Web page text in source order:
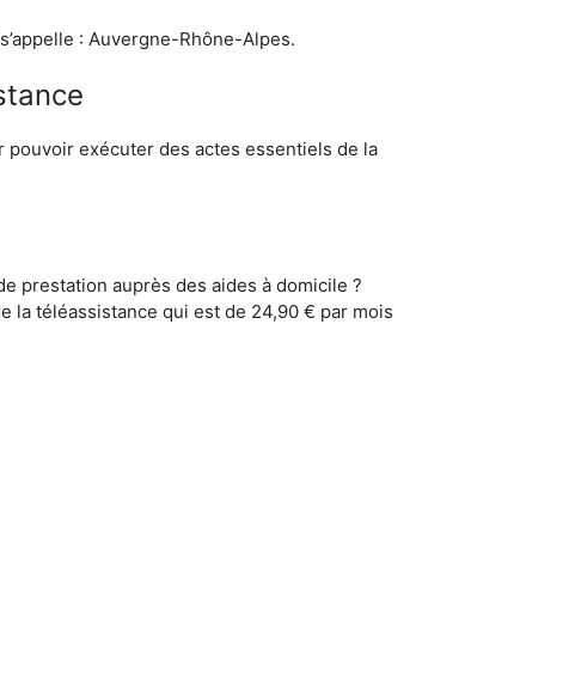
: Auvergne-Rhône-Alpes.
pouvoir exécuter des actes essentiels de la
prestation auprès des aides à domicile ?
la téléassistance qui est de 24,90 € par mois